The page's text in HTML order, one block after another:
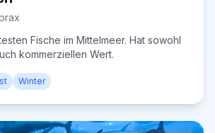
Fische im Mittelmeer. Hat sowohl
kommerziellen Wert.
Winter